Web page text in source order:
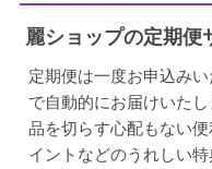
麗ショップの定期便
定期便は一度お申込み
で自動的にお届けいた
品を切らす心配もない
イントなどのうれしい